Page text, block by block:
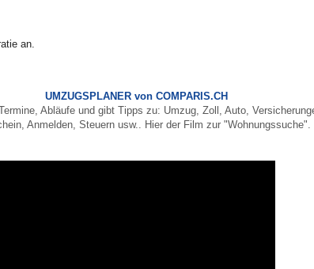
an.
UMZUGSPLANER von COMPARIS.CH
Abläufe und gibt Tipps zu: Umzug, Zoll, Auto,
Anmelden, Steuern usw.. Hier der Film zur "Wohnungssuche".